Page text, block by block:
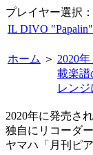
プレイヤー選択：
IL DIVO
ホーム ＞ 2020
載楽譜
レン
2020年に発売さ
独自にリコーダ
ヤマハ「月刊ピ